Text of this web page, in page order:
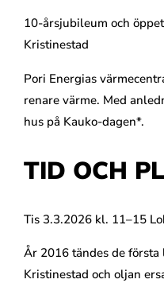
10-årsjubileum och
Kristinestad
Pori Energias
renare värme. Med
hus på Kauko-dagen*.
TID OCH
Tis 3.3.2026 kl. 11–15
År 2016 tändes de
Kristinestad och oljan